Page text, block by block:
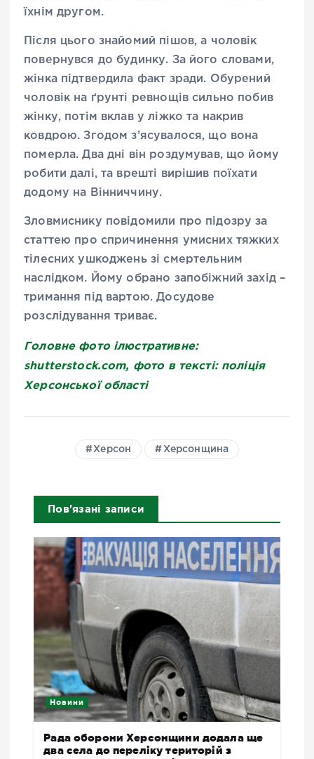
їхнім другом.
Після цього знайомий пішов, а чоловік
повернувся до будинку. За його словами,
жінка підтвердила факт зради. Обурений
чоловік на ґрунті ревнощів сильно побив
жінку, потім вклав у ліжко та накрив
ковдрою. Згодом з’ясувалося, що вона
померла. Два дні він роздумував, що йому
робити далі, та врешті вирішив поїхати
додому на Вінниччину.
Зловмиснику повідомили про підозру за
статтею про спричинення умисних тяжких
тілесних ушкоджень зі смертельним
наслідком. Йому обрано запобіжний захід –
тримання під вартою. Досудове
розслідування триває.
Головне фото ілюстративне:
shutterstock.com, фото в тексті: поліція
Херсонської області
Херсон Херсонщина
Пов'язані записи
Новини
Рада оборони Херсонщини додала ще
два села до переліку територій з